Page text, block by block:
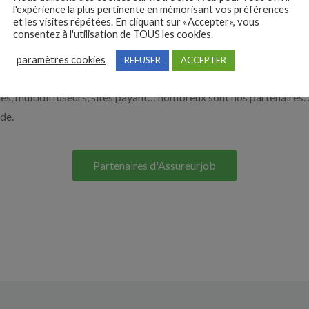
nos solutions pour vous aider à recruter en cliquant
Nos solutions entreprises
multidiffuseurs, sites payant… nombreux sont nos partenaires.
Partenaires d'Assureurjob
l'expérience la plus pertinente en mémorisant vos préférences
et les visites répétées. En cliquant sur «Accepter», vous
consentez à l'utilisation de TOUS les cookies.
paramètres cookies REFUSER ACCEPTER